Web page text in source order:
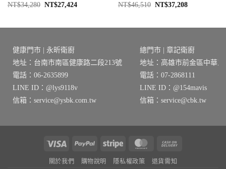
NT$34,280 原
NT$27,424目
NT$46,510 原
NT$37,208目
健康門市 | 永昕衛廚
地址：台南市南區健康路二段213號
電話：06-2635899
LINE ID：@lys9118v
信箱：service@ysbk.com.tw
總門市 | 章記衛廚
地址：高雄市前金區中華三
電話：07-2868111
LINE ID：@154mavis
信箱：service@cbk.tw
Visa PayPal Stripe MasterCard
關於我們 購物說明 隱私權政策 退貨需知